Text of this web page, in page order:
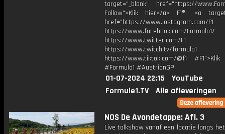
target="_blank" href="https://
Follow">Klik hier</a> F1®: <a
href="https://www.instagram.com/F1
https://www.facebook.com/Formula1/
https://www.twitter.com/F1
https://www.twitch.tv/formula1
https://www.tiktok.com/@f1
#Formula1 #AustrianGP
01-07-2024 22:15
YouTube
Formule1.TV
Alle afleveringen
NOS De Avondetappe: Afl. 3
Live talkshow vanaf een locatie langs